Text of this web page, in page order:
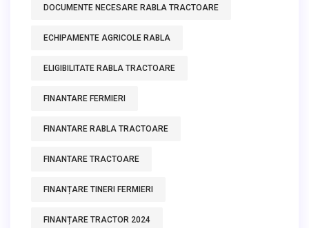
DOCUMENTE NECESARE RABLA TRACTOARE
ECHIPAMENTE AGRICOLE RABLA
ELIGIBILITATE RABLA TRACTOARE
FINANTARE FERMIERI
FINANTARE RABLA TRACTOARE
FINANTARE TRACTOARE
FINANȚARE TINERI FERMIERI
FINANȚARE TRACTOR 2024